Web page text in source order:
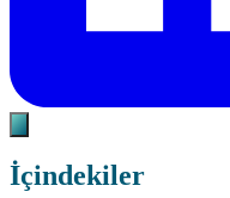
İçindekiler